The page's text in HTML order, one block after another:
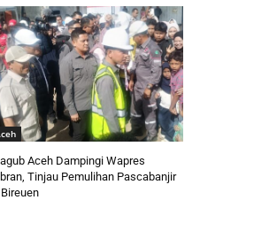
Aceh Dampingi Wapres
Tinjau Pemulihan Pascabanjir